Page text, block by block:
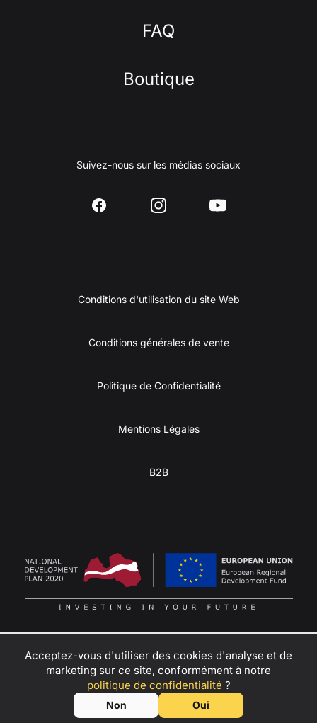
Transformez votre passion pour l’aventure en revenus
contactez-nous
pour devenir revendeur, partenaire de location
ou ambassadeur des mini caravanes Kulba !
FAQ
Boutique
Suivez-nous sur les médias sociaux
Conditions d'utilisation du site Web
Conditions générales de vente
Politique de Confidentialité
Mentions Légales
B2B
© SIA KULBA, 2026
Acceptez-vous d'utiliser des cookies d'analyse et de
marketing sur ce site, conformément à notre
politique de confidentialité ?
Non Oui